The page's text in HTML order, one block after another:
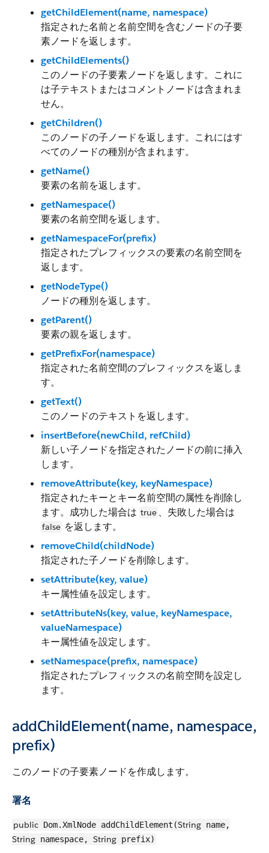
getChildElement(name, namespace)
指定された名前と名前空間を含むノードの子要
素ノードを返します。
getChildElements()
このノードの子要素ノードを返します。これに
は子テキストまたはコメントノードは含まれま
せん。
getChildren()
このノードの子ノードを返します。これにはす
べてのノードの種別が含まれます。
getName()
要素の名前を返します。
getNamespace()
要素の名前空間を返します。
getNamespaceFor(prefix)
指定されたプレフィックスの要素の名前空間を
返します。
getNodeType()
ノードの種別を返します。
getParent()
要素の親を返します。
getPrefixFor(namespace)
指定された名前空間のプレフィックスを返しま
す。
getText()
このノードのテキストを返します。
insertBefore(newChild, refChild)
新しい子ノードを指定されたノードの前に挿入
します。
removeAttribute(key, keyNamespace)
指定されたキーとキー名前空間の属性を削除し
ます。成功した場合は true 、失敗した場合は
false を返します。
removeChild(childNode)
指定された子ノードを削除します。
setAttribute(key, value)
キー属性値を設定します。
setAttributeNs(key, value, keyNamespace,
valueNamespace)
キー属性値を設定します。
setNamespace(prefix, namespace)
指定されたプレフィックスの名前空間を設定し
ます。
addChildElement(name, namespace,
prefix)
このノードの子要素ノードを作成します。
署名
public Dom.XmlNode addChildElement(String name,
String namespace, String prefix)